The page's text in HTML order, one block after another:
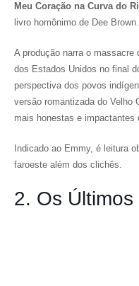
Meu Coração na Curva do
livro homônimo de Dee Brown.
A produção narra o
dos Estados Unidos no final
perspectiva dos povos
versão romantizada do Velho
mais honestas e impactantes
Indicado ao Emmy, é leitura
faroeste além dos clichês.
2. Os